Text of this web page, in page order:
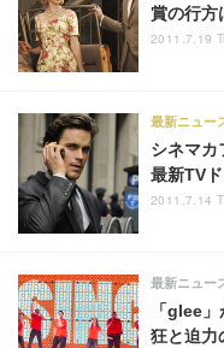
賞の行方
2011.7.19
シネマ
最新TV
最新ニュー
2011.7.14
「glee
狂と迫力
最新ニュー